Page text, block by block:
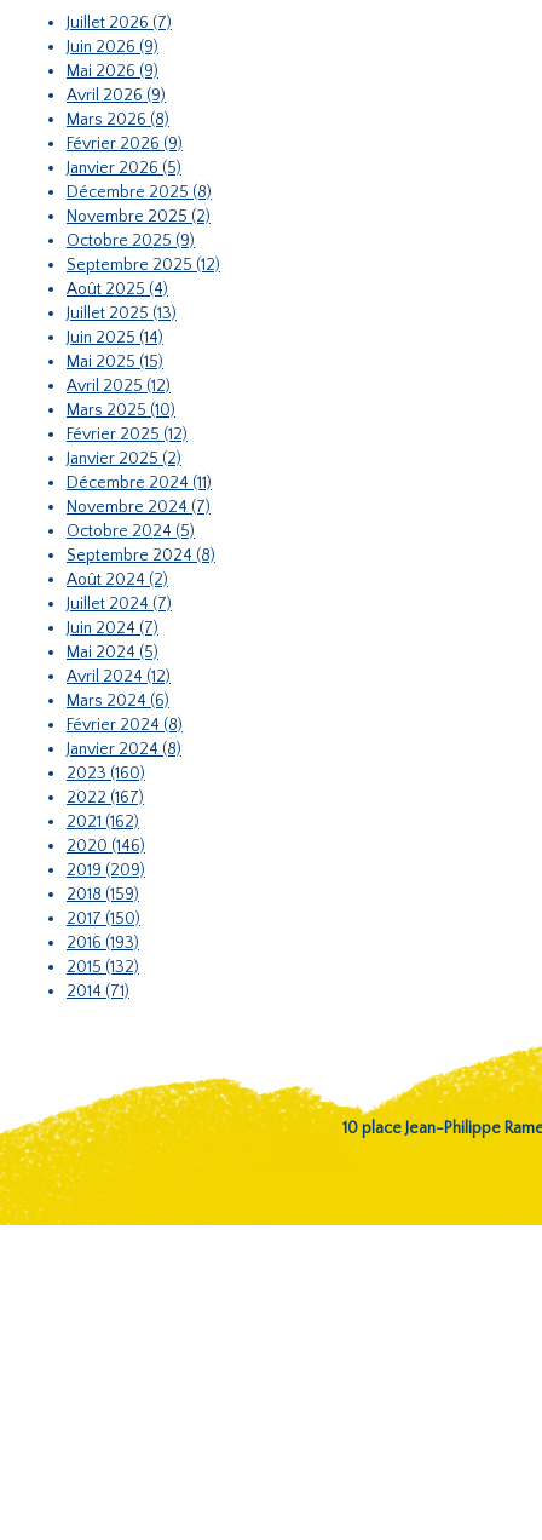
Juillet 2026 (7)
Juin 2026 (9)
Mai 2026 (9)
Avril 2026 (9)
Mars 2026 (8)
Février 2026 (9)
Janvier 2026 (5)
Décembre 2025 (8)
Novembre 2025 (2)
Octobre 2025 (9)
Septembre 2025 (12)
Août 2025 (4)
Juillet 2025 (13)
Juin 2025 (14)
Mai 2025 (15)
Avril 2025 (12)
Mars 2025 (10)
Février 2025 (12)
Janvier 2025 (2)
Décembre 2024 (11)
Novembre 2024 (7)
Octobre 2024 (5)
Septembre 2024 (8)
Août 2024 (2)
Juillet 2024 (7)
Juin 2024 (7)
Mai 2024 (5)
Avril 2024 (12)
Mars 2024 (6)
Février 2024 (8)
Janvier 2024 (8)
2023 (160)
2022 (167)
2021 (162)
2020 (146)
2019 (209)
2018 (159)
2017 (150)
2016 (193)
2015 (132)
2014 (71)
10 place Jean-Philippe